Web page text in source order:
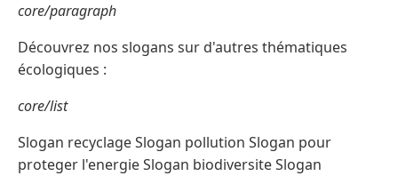
core/paragraph
Découvrez nos slogans sur d'autres thématiques
écologiques :
core/list
Slogan recyclage Slogan pollution Slogan pour
proteger l'energie Slogan biodiversite Slogan